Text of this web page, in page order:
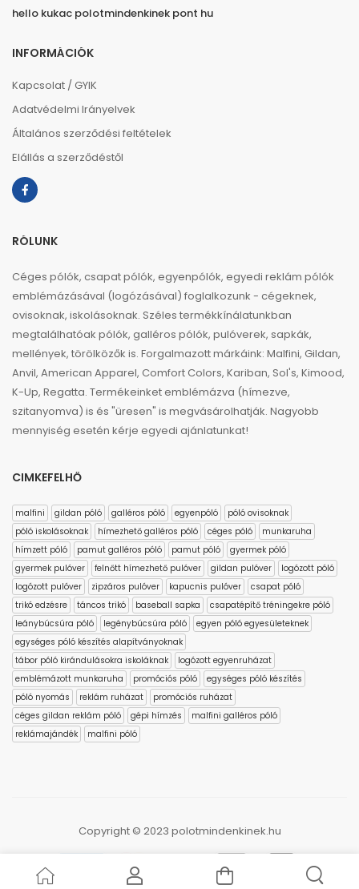
hello kukac polotmindenkinek pont hu
INFORMÁCIÓK
Kapcsolat / GYIK
Adatvédelmi Irányelvek
Általános szerződési feltételek
Elállás a szerződéstől
RÓLUNK
Céges pólók, csapat pólók, egyenpólók, egyedi reklám pólók
emblémázásával (logózásával) foglalkozunk - cégeknek,
ovisoknak, iskolásoknak. Széles termékkínálatunkban
megtalálhatóak pólók, galléros pólók, pulóverek, sapkák,
mellények, törölközők is. Forgalmazott márkáink: Malfini, Gildan,
Anvil, American Apparel, Comfort Colors, Kariban, Sol's, Kimood,
K-Up, Regatta. Termékeinket emblémázva (hímezve,
szitanyomva) is és "üresen" is megvásárolhatják. Nagyobb
mennyiség esetén kérje egyedi ajánlatunkat!
CIMKEFELHŐ
malfini gildan póló galléros póló egyenpóló
póló ovisoknak
póló iskolásoknak
hímezhető galléros póló céges póló
munkaruha
hímzett póló
pamut galléros póló pamut póló
gyermek póló
gyermek pulóver
felnőtt hímezhető pulóver gildan pulóver
logózott póló
logózott pulóver
zipzáros pulóver kapucnis pulóver
csapat póló
trikó edzésre
táncos trikó baseball sapka
csapatépítő tréningekre póló
leánybúcsúra póló
legénybúcsúra póló
egyen póló egyesületeknek
egységes póló készítés alapítványoknak
tábor póló kirándulásokra iskoláknak
logózott egyenruházat
emblémázott munkaruha
promóciós póló
egységes póló készítés
póló nyomás
reklám ruházat
promóciós ruházat
céges gildan reklám póló
gépi hímzés
malfini galléros póló
reklámajándék
malfini póló
Copyright © 2023 polotmindenkinek.hu